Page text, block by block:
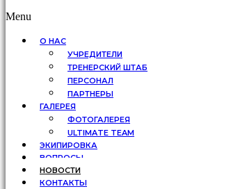
Menu
О НАС
УЧРЕДИТЕЛИ
ТРЕНЕРСКИЙ ШТАБ
ПЕРСОНАЛ
ПАРТНЕРЫ
ГАЛЕРЕЯ
ФОТОГАЛЕРЕЯ
ULTIMATE TEAM
ЭКИПИРОВКА
ВОПРОСЫ
НОВОСТИ
КОНТАКТЫ